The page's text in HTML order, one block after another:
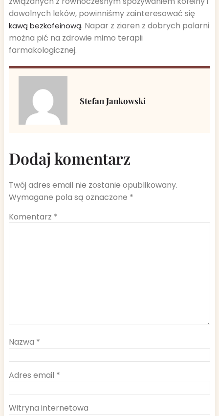
dowolnych leków, powinniśmy zainteresować się
kawą bezkofeinową. Napar z ziaren z dobrych palarni
można pić na zdrowie mimo terapii
farmakologicznej.
Stefan Jankowski
Dodaj komentarz
Twój adres email nie zostanie opublikowany.
Wymagane pola są oznaczone *
Komentarz *
Nazwa *
Adres email *
Witryna internetowa